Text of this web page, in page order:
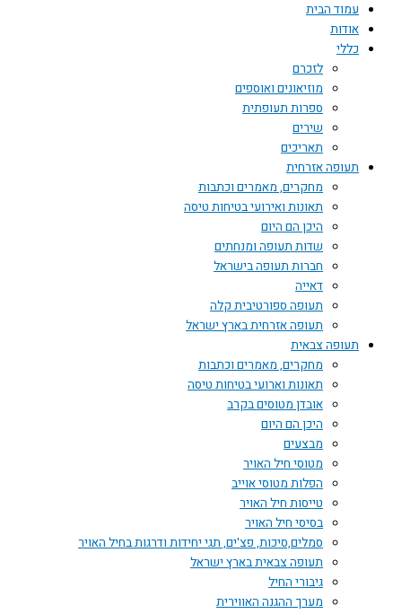
עמוד הבית
אודות
כללי
לזכרם
מוזיאונים ואוספים
ספרות תעופתית
שירים
תאריכים
תעופה אזרחית
מחקרים, מאמרים וכתבות
תאונות ואירועי בטיחות טיסה
היכן הם היום
שדות תעופה ומנחתים
חברות תעופה בישראל
דאייה
תעופה ספורטיבית קלה
תעופה אזרחית בארץ ישראל
תעופה צבאית
מחקרים, מאמרים וכתבות
תאונות וארועי בטיחות טיסה
אובדן מטוסים בקרב
היכן הם היום
מבצעים
מטוסי חיל האויר
הפלות מטוסי אוייב
טייסות חיל האויר
בסיסי חיל האויר
סמלים,סיכות, פצ'ים, תגי יחידות ודרגות בחיל האויר
תעופה צבאית בארץ ישראל
גיבורי החיל
מערך ההגנה האווירית